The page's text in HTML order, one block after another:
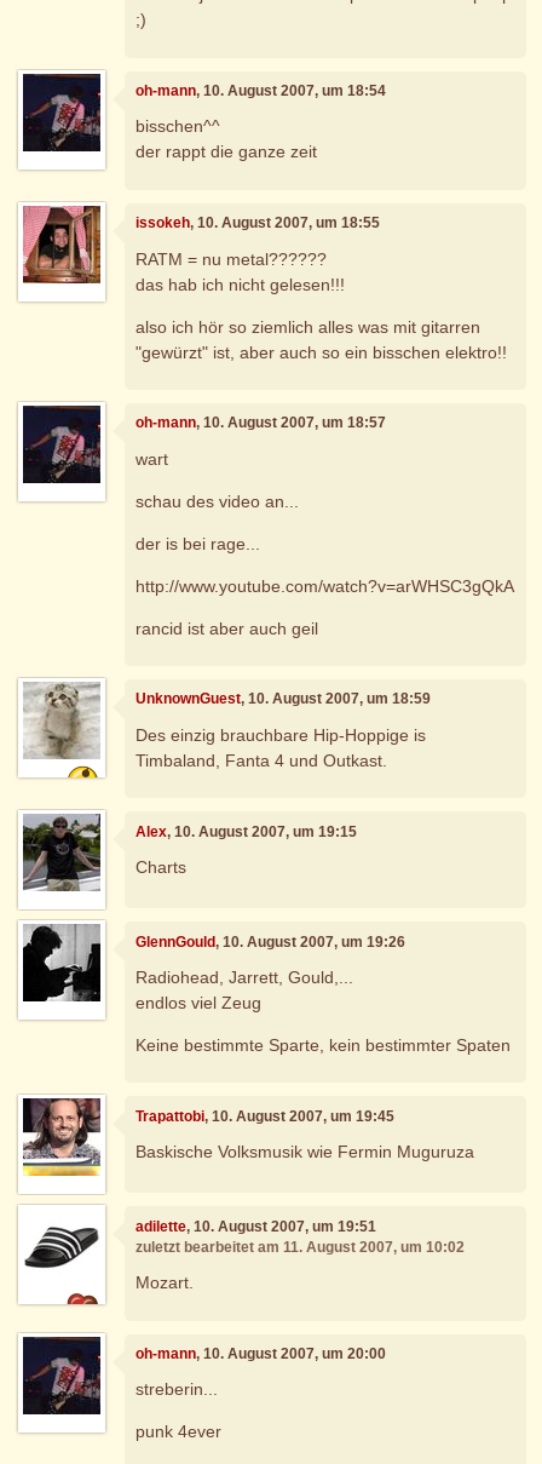
;)
oh-mann, 10. August 2007, um 18:54
bisschen^^
der rappt die ganze zeit
issokeh, 10. August 2007, um 18:55
RATM = nu metal??????
das hab ich nicht gelesen!!!
also ich hör so ziemlich alles was mit gitarren
"gewürzt" ist, aber auch so ein bisschen elektro!!
oh-mann, 10. August 2007, um 18:57
wart
schau des video an...
der is bei rage...
http://www.youtube.com/watch?v=arWHSC3gQkA
rancid ist aber auch geil
UnknownGuest, 10. August 2007, um 18:59
Des einzig brauchbare Hip-Hoppige is
Timbaland, Fanta 4 und Outkast.
Alex, 10. August 2007, um 19:15
Charts
GlennGould, 10. August 2007, um 19:26
Radiohead, Jarrett, Gould,...
endlos viel Zeug
Keine bestimmte Sparte, kein bestimmter Spaten
Trapattobi, 10. August 2007, um 19:45
Baskische Volksmusik wie Fermin Muguruza
adilette, 10. August 2007, um 19:51
zuletzt bearbeitet am 11. August 2007, um 10:02
Mozart.
oh-mann, 10. August 2007, um 20:00
streberin...
punk 4ever